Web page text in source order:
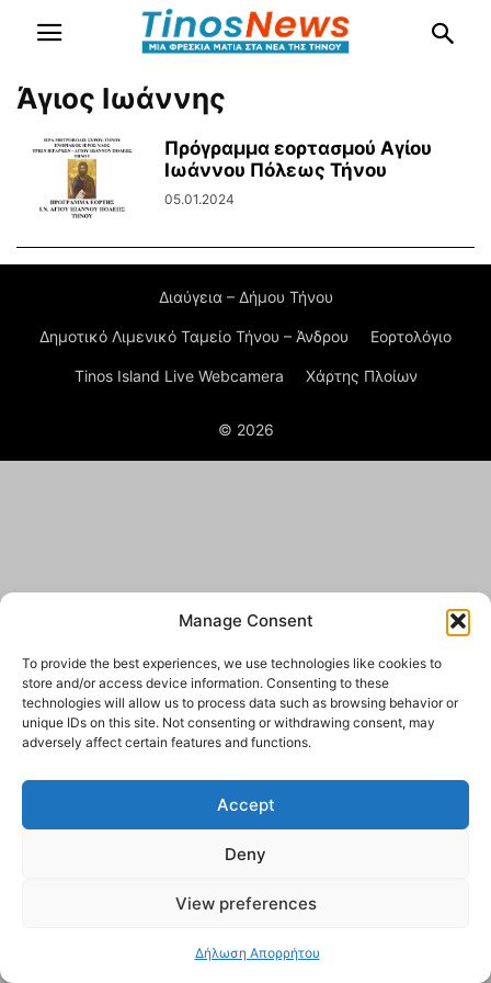
Manage Consent
To provide the best experiences, we use technologies like cookies to
store and/or access device information. Consenting to these
technologies will allow us to process data such as browsing behavior or
unique IDs on this site. Not consenting or withdrawing consent, may
adversely affect certain features and functions.
Accept
Deny
View preferences
Δήλωση Απορρήτου
Άγιος Ιωάννης
Πρόγραμμα εορτασμού Αγίου
Ιωάννου Πόλεως Τήνου
05.01.2024
Διαύγεια – Δήμου Τήνου
Δημοτικό Λιμενικό Ταμείο Τήνου – Άνδρου Εορτολόγιο
Tinos Island Live Webcamera Χάρτης Πλοίων
© 2026